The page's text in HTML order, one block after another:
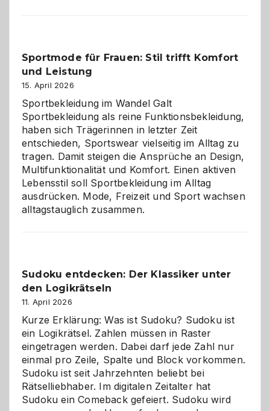
gegen
Chaos
Sportmode für Frauen: Stil trifft Komfort
und Leistung
15. April 2026
Sportbekleidung im Wandel Galt
Sportbekleidung als reine Funktionsbekleidung,
haben sich Trägerinnen in letzter Zeit
entschieden, Sportswear vielseitig im Alltag zu
tragen. Damit steigen die Ansprüche an Design,
Multifunktionalität und Komfort. Einen aktiven
Lebensstil soll Sportbekleidung im Alltag
ausdrücken. Mode, Freizeit und Sport wachsen
alltagstauglich zusammen.
Sudoku entdecken: Der Klassiker unter
den Logikrätseln
11. April 2026
Kurze Erklärung: Was ist Sudoku? Sudoku ist
ein Logikrätsel. Zahlen müssen in Raster
eingetragen werden. Dabei darf jede Zahl nur
einmal pro Zeile, Spalte und Block vorkommen.
Sudoku ist seit Jahrzehnten beliebt bei
Rätselliebhaber. Im digitalen Zeitalter hat
Sudoku ein Comeback gefeiert. Sudoku wird